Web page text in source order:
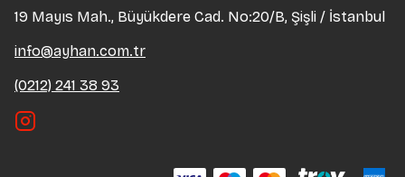
19 Mayıs Mah., Büyükdere Cad. No:20/B, Şişli / İstanbul
info@ayhan.com.tr
(0212) 241 38 93